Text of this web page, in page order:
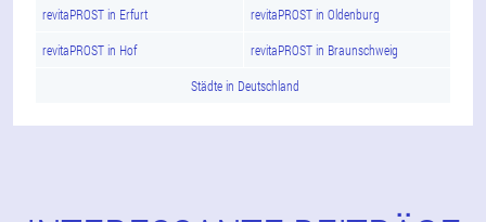
revitaPROST in Erfurt revitaPROST in Oldenburg
revitaPROST in Hof revitaPROST in Braunschweig
Städte in Deutschland